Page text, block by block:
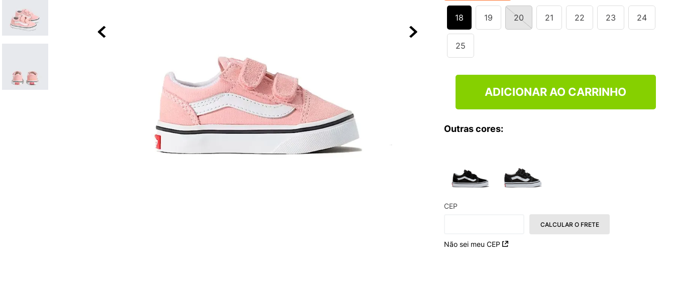
18 19 20 21 22 23 24
25
ADICIONAR AO CARRINHO
Outras cores:
CEP
Não sei meu CEP
CALCULAR O FRETE